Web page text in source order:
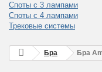
Споты с 3 лампами
Споты с 4 лампами
Трековые системы
Бра Бра